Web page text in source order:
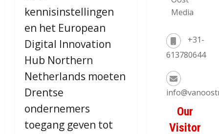
kennisinstellingen
en het European
Digital Innovation
Hub Northern
Netherlands moeten
Drentse
ondernemers
toegang geven tot
Media
+31-
613780644
Our
Visitor